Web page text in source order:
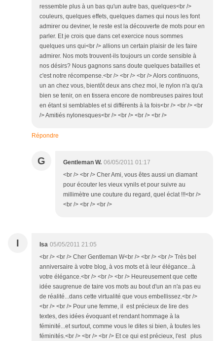
ressemble plus à un bas qu'un autre bas, quelques<br />
couleurs, quelques effets, quelques dames qui nous les font
admirer ou deviner, le reste est la découverte de mots pour en
parler. Et je crois que dans cet exercice nous sommes
quelques uns qui<br /> allions un certain plaisir de les faire
admirer. Nos mots trouvent-ils toujours un corde sensible à
nos désirs? Nous gagnons sans doute quelques batailles et
c'est notre récompense.<br /> <br /> <br /> Alors continuons,
un an chez vous, bientôt deux ans chez moi, le nylon n'a qu'a
bien se tenir, on en tissera encore de nombreuses paires tout
en étant si semblables et si différents à la fois<br /> <br /> <br
/> Amitiés nylonesques<br /> <br /> <br /> <br />
Répondre
G Gentleman W. 06/05/2011 01:17
<br /> <br /> Cher Ami, vous êtes aussi un diamant
pour écouter les vieux vynils et pour suivre au
millimètre une couture du regard, quel éclat !!!<br />
<br /> <br /> <br />
I Isa 05/05/2011 21:05
<br /> <br /> Cher Gentleman W<br /> <br /> <br /> Très bel
anniversaire à votre blog, à vos mots et à leur élégance...à
votre élégance.<br /> <br /> <br /> Heureusement que cette
idée saugrenue de taire vos mots au bout d'un an n'a pas eu
de réalité...dans cette virtualité que vous embellissez.<br />
<br /> <br /> Pour une femme, il est précieux de lire des
textes, des idées évoquant et rendant hommage à la
féminité...et surtout, comme vous le dites si bien, à toutes les
féminités.<br /> <br /> <br /> Et ce qui est précieux, l'est plus